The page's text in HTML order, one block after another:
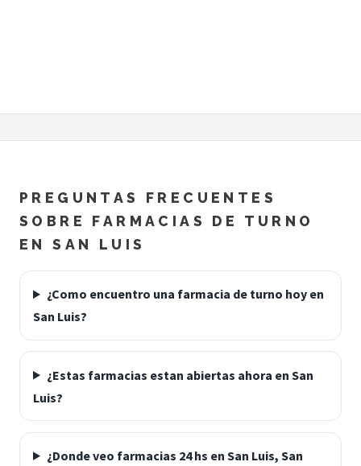
PREGUNTAS FRECUENTES
SOBRE FARMACIAS DE TURNO
EN SAN LUIS
¿Como encuentro una farmacia de turno hoy en
San Luis?
¿Estas farmacias estan abiertas ahora en San
Luis?
¿Donde veo farmacias 24 hs en San Luis, San